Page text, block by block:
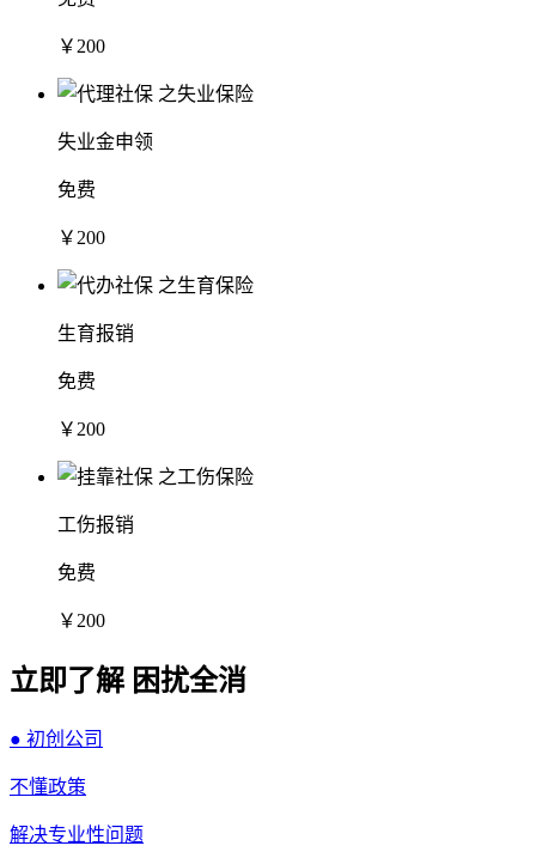
￥200
失业金申领
免费
￥200
生育报销
免费
￥200
工伤报销
免费
￥200
立即了解 困扰全消
● 初创公司
不懂政策
解决专业性问题